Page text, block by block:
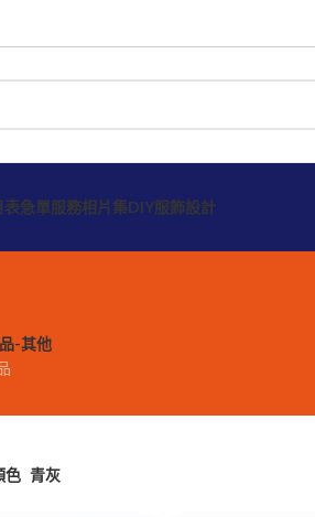
表急單服務相片集DIY服飾設計
-其他
色 青灰